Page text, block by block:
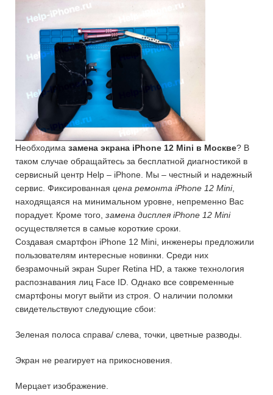
Необходима замена экрана iPhone 12 Mini в Москве? В
таком случае обращайтесь за бесплатной диагностикой в
сервисный центр Help – iPhone. Мы – честный и надежный
сервис. Фиксированная цена ремонта iPhone 12 Mini,
находящаяся на минимальном уровне, непременно Вас
порадует. Кроме того, замена дисплея iPhone 12 Mini
осуществляется в самые короткие сроки.
Создавая смартфон iPhone 12 Mini, инженеры предложили
пользователям интересные новинки. Среди них
безрамочный экран Super Retina HD, а также технология
распознавания лиц Face ID. Однако все современные
смартфоны могут выйти из строя. О наличии поломки
свидетельствуют следующие сбои:
Зеленая полоса справа/ слева, точки, цветные разводы.
Экран не реагирует на прикосновения.
Мерцает изображение.